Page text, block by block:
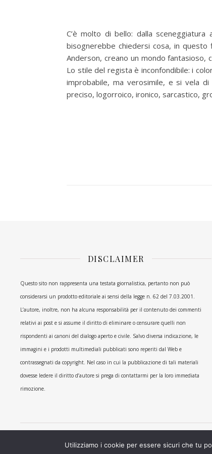
C’è molto di bello: dalla
bisognerebbe chiedersi cosa, in questo
Anderson, creano un mondo fantasioso,
Lo stile del regista è inconfondibile: i
improbabile, ma verosimile, e si vela
preciso, logorroico, ironico, sarcastico,
DISCLAIMER
Questo sito non rappresenta una testata giornalistica, pertanto non può
considerarsi un prodotto editoriale ai sensi della legge n. 62 del 7.03.2001.
L’autore, inoltre, non ha alcuna responsabilità per il contenuto dei commenti
relativi ai post e si assume il diritto di eliminare o censurare quelli non
rispondenti ai canoni del dialogo aperto e civile. Salvo diversa indicazione, le
immagini e i prodotti multimediali pubblicati sono reperiti dal Web e
contrassegnati da copyright. Nel caso in cui la pubblicazione di tali materiali
dovesse ledere il diritto d’autore si prega di contattarmi per la loro immediata
rimozione.
WP Royal.
Utilizziamo i cookie per essere sicuri che tu